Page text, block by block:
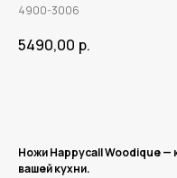
4900-3006
5490,00 р.
Ножи Happycall Woodique —
вашей кухни.